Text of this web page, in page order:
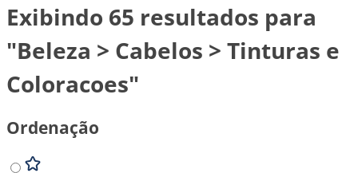
Exibindo 65 resultados para
"Beleza > Cabelos > Tinturas e
Coloracoes"
Ordenação